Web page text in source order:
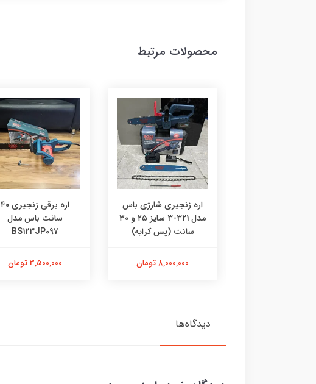
محصولات مرتبط
اره زنجیری شارژی باس
مدل 321-3 سایز ۲۵ و ۳۰
سانت (پس کرایه)
8,000,000 تومان
اره برقی زنجیری ۴۰
سانت باس مدل
BS123JP097
3,500,000 تومان
دیدگاه‌ها